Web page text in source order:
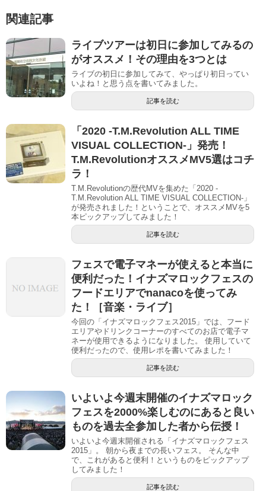
関連記事
ライブツアーは初日に参加してみるの
がオススメ！その理由を3つとは
ライブの初日に参加してみて、やっぱり初日ってい
いよね！と思う点を書いてみました。
記事を読む
「2020 -T.M.Revolution ALL TIME
VISUAL COLLECTION-」発売！
T.M.RevolutionオススメMV5選はコチ
ラ！
T.M.Revolutionの歴代MVを集めた「2020 -
T.M.Revolution ALL TIME VISUAL COLLECTION-」
が発売されました！ということで、オススメMVを5
本ピックアップしてみました！
記事を読む
フェスで電子マネーが使えると本当に
便利だった！イナズマロックフェスの
フードエリアでnanacoを使ってみ
た！［音楽・ライブ］
今回の「イナズマロックフェス2015」では、フード
エリアやドリンクコーナーのすべてのお店で電子マ
ネーが使用できるようになりました。 使用していて
便利だったので、使用レポを書いてみました！
記事を読む
いよいよ今週末開催のイナズマロック
フェスを2000%楽しむのにあると良い
ものを過去全参加した者から伝授！
いよいよ今週末開催される「イナズマロックフェス
2015」。 朝から夜までの長いフェス。 そんな中
で、これがあると便利！というものをピックアップ
してみました！
記事を読む